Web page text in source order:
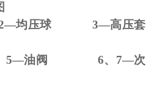
—均压球 3—高压套
5—油阀 6、 7—次